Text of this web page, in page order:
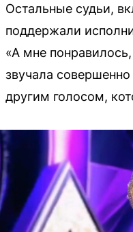
Остальные судьи,
поддержали
«А мне
звучала
другим голосом,